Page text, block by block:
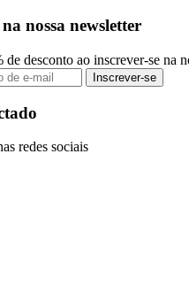
nossa newsletter
desconto ao inscrever-se na
Inscrever-se
redes sociais